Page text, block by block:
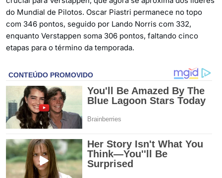
do Mundial de Pilotos. Oscar Piastri permanece no topo
com 346 pontos, seguido por Lando Norris com 332,
enquanto Verstappen soma 306 pontos, faltando cinco
etapas para o término da temporada.